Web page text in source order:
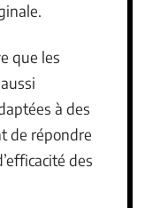
que les
à des
de répondre
des